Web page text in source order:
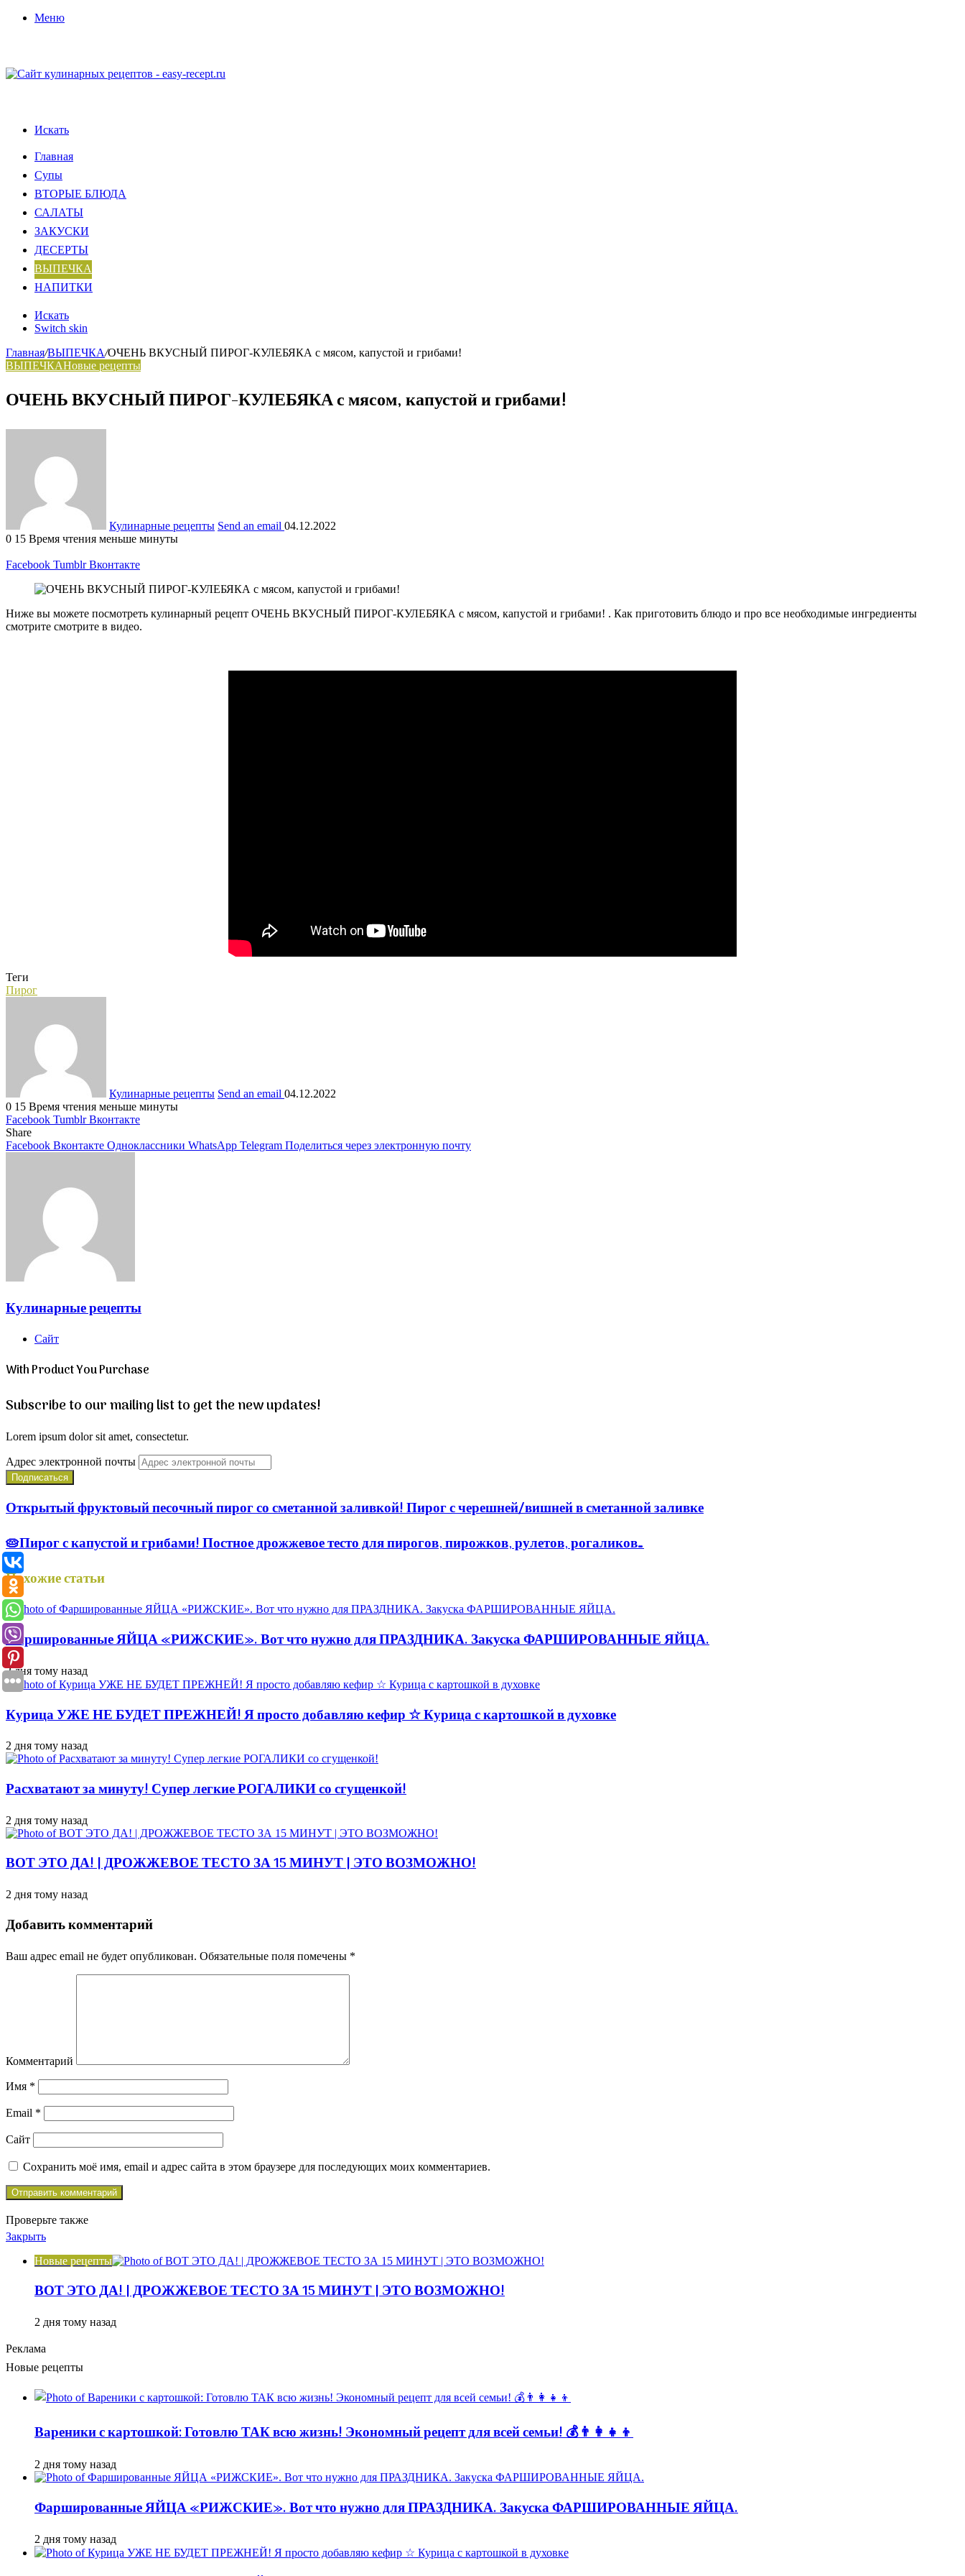
Меню
Искать
Главная
Супы
ВТОРЫЕ БЛЮДА
САЛАТЫ
ЗАКУСКИ
ДЕСЕРТЫ
ВЫПЕЧКА
НАПИТКИ
Искать
Switch skin
Главная/ВЫПЕЧКА/ОЧЕНЬ ВКУСНЫЙ ПИРОГ-КУЛЕБЯКА с мясом, капустой и грибами!
ВЫПЕЧКАНовые рецепты
ОЧЕНЬ ВКУСНЫЙ ПИРОГ-КУЛЕБЯКА с мясом, капустой и грибами!
Кулинарные рецепты Send an email 04.12.2022
0 15 Время чтения меньше минуты
Facebook Tumblr Вконтакте
Ниже вы можете посмотреть кулинарный рецепт ОЧЕНЬ ВКУСНЫЙ ПИРОГ-КУЛЕБЯКА с мясом, капустой и грибами! . Как приготовить блюдо и про все необходимые ингредиенты
смотрите смотрите в видео.
Теги
Пирог
Кулинарные рецепты Send an email 04.12.2022
0 15 Время чтения меньше минуты
Facebook Tumblr Вконтакте
Share
Facebook Вконтакте Одноклассники WhatsApp Telegram Поделиться через электронную почту
Кулинарные рецепты
Сайт
With Product You Purchase
Subscribe to our mailing list to get the new updates!
Lorem ipsum dolor sit amet, consectetur.
Адрес электронной почты
Открытый фруктовый песочный пирог со сметанной заливкой! Пирог с черешней/вишней в сметанной заливке
🥧Пирог с капустой и грибами! Постное дрожжевое тесто для пирогов, пирожков, рулетов, рогаликов…
Похожие статьи
Фаршированные ЯЙЦА «РИЖСКИЕ». Вот что нужно для ПРАЗДНИКА. Закуска ФАРШИРОВАННЫЕ ЯЙЦА.
2 дня тому назад
Курица УЖЕ НЕ БУДЕТ ПРЕЖНЕЙ! Я просто добавляю кефир ☆ Курица с картошкой в духовке
2 дня тому назад
Расхватают за минуту! Супер легкие РОГАЛИКИ со сгущенкой!
2 дня тому назад
ВОТ ЭТО ДА! | ДРОЖЖЕВОЕ ТЕСТО ЗА 15 МИНУТ | ЭТО ВОЗМОЖНО!
2 дня тому назад
Добавить комментарий
Ваш адрес email не будет опубликован. Обязательные поля помечены *
Комментарий
Имя *
Email *
Сайт
Сохранить моё имя, email и адрес сайта в этом браузере для последующих моих комментариев.
Проверьте также
Закрыть
Новые рецепты
ВОТ ЭТО ДА! | ДРОЖЖЕВОЕ ТЕСТО ЗА 15 МИНУТ | ЭТО ВОЗМОЖНО!
2 дня тому назад
Реклама
Новые рецепты
Вареники с картошкой: Готовлю ТАК всю жизнь! Экономный рецепт для всей семьи! 💰👨👩👧👦
2 дня тому назад
Фаршированные ЯЙЦА «РИЖСКИЕ». Вот что нужно для ПРАЗДНИКА. Закуска ФАРШИРОВАННЫЕ ЯЙЦА.
2 дня тому назад